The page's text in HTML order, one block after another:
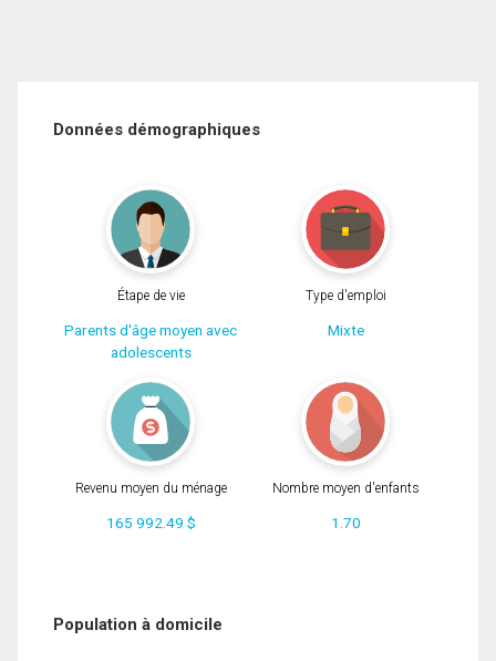
Données démographiques
Étape de vie
Parents d'âge moyen avec
adolescents
Type d'emploi
Mixte
Revenu moyen du ménage
165 992.49 $
Nombre moyen d'enfants
1.70
Population à domicile